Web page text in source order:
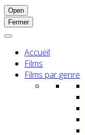
Open
Fermer
Accueil
Films
Films par genre